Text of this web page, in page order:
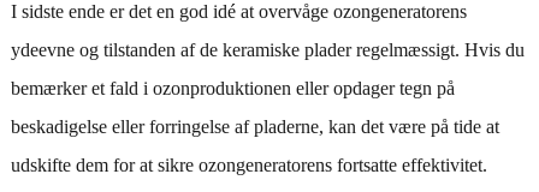
I sidste ende er det en god idé at overvåge ozongeneratorens
ydeevne og tilstanden af ​​de keramiske plader regelmæssigt. Hvis du
bemærker et fald i ozonproduktionen eller opdager tegn på
beskadigelse eller forringelse af pladerne, kan det være på tide at
udskifte dem for at sikre ozongeneratorens fortsatte effektivitet.